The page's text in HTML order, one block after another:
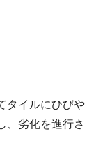
タイルにひびや
、劣化を進行さ